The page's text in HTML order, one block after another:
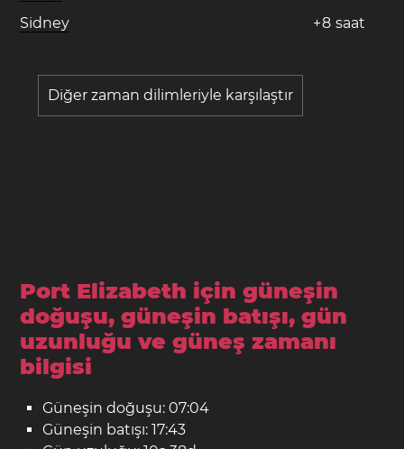
Sidney
+8 saat
Diğer zaman dilimleriyle karşılaştır
Port Elizabeth için güneşin
doğuşu, güneşin batışı, gün
uzunluğu ve güneş zamanı
bilgisi
Güneşin doğuşu: 07:04
Güneşin batışı: 17:43